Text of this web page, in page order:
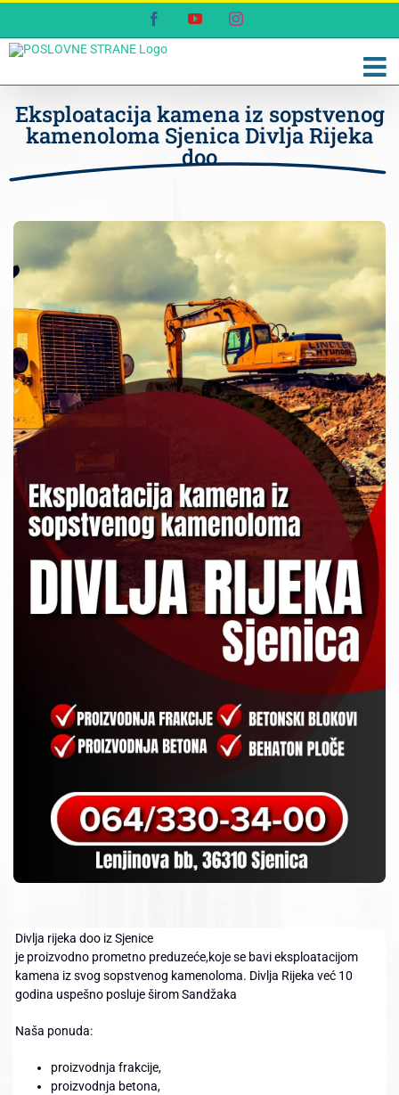
content
FacebookYouTubeInstagram
Eksploatacija kamena iz sopstvenog
kamenoloma Sjenica Divlja Rijeka
doo
Divlja rijeka doo iz Sjenice
je proizvodno prometno preduzeće,koje se bavi eksploatacijom
kamena iz svog sopstvenog kamenoloma. Divlja Rijeka već 10
godina uspešno posluje širom Sandžaka
Naša ponuda:
proizvodnja frakcije,
proizvodnja betona,